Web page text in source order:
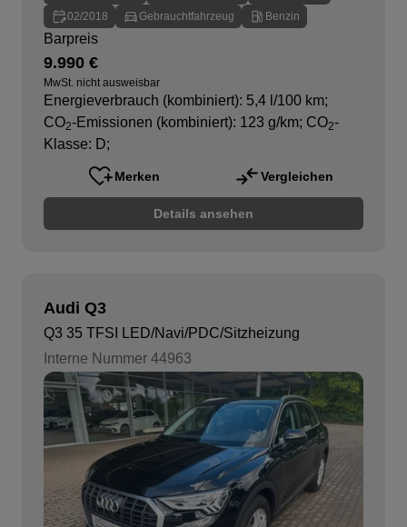
02/2018
Gebrauchtfahrzeug Benzin
Barpreis
9.990 €
MwSt. nicht ausweisbar
Energieverbrauch (kombiniert): 5,4 l/100 km;
CO2-Emissionen (kombiniert): 123 g/km; CO2-
Klasse: D;
Details ansehen
Merken Vergleichen
Audi Q3
Q3 35 TFSI LED/Navi/PDC/Sitzheizung
Interne Nummer 44963